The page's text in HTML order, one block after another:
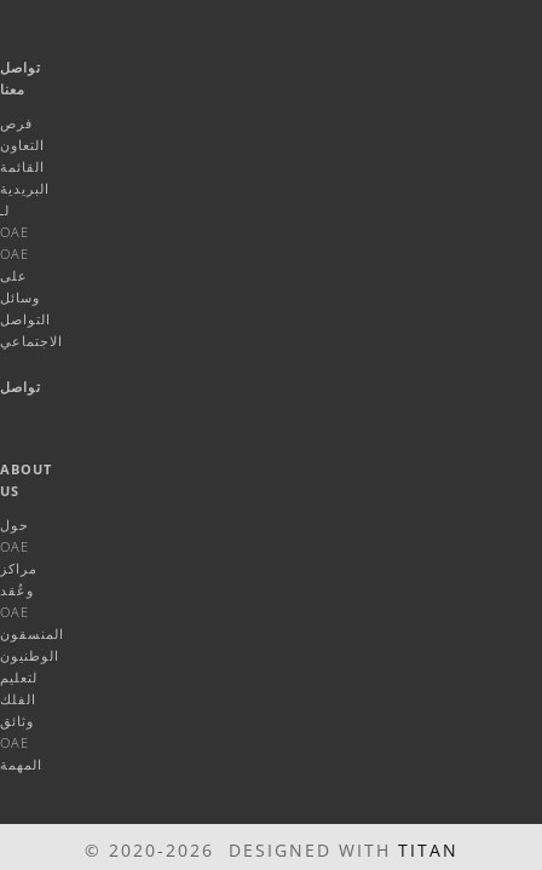
تواصل
معنا
فرص
التعاون
القائمة
البريدية
لـ
OAE
OAE
على
وسائل
التواصل
الاجتماعي
تواصل
ABOUT
US
حول
OAE
مراكز
وعُقد
OAE
المنسقون
الوطنيون
لتعليم
الفلك
وثائق
OAE
المهمة
© 2020-2026 DESIGNED WITH TITAN